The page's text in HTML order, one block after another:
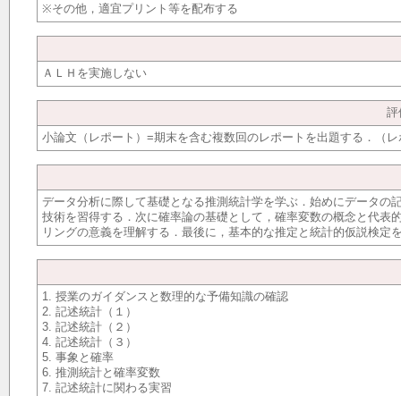
※その他，適宜プリント等を配布する
ＡＬＨを実施しない
評
小論文（レポート）=期末を含む複数回のレポートを出題する．（
データ分析に際して基礎となる推測統計学を学ぶ．始めにデータ
技術を習得する．次に確率論の基礎として，確率変数の概念と代
リングの意義を理解する．最後に，基本的な推定と統計的仮説検
1. 授業のガイダンスと数理的な予備知識の確認
2. 記述統計（１）
3. 記述統計（２）
4. 記述統計（３）
5. 事象と確率
6. 推測統計と確率変数
7. 記述統計に関わる実習